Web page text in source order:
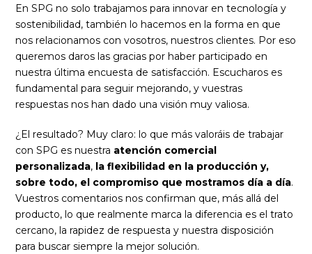
En SPG no solo trabajamos para innovar en tecnología y
sostenibilidad, también lo hacemos en la forma en que
nos relacionamos con vosotros, nuestros clientes. Por eso
queremos daros las gracias por haber participado en
nuestra última encuesta de satisfacción. Escucharos es
fundamental para seguir mejorando, y vuestras
respuestas nos han dado una visión muy valiosa.
¿El resultado? Muy claro: lo que más valoráis de trabajar
con SPG es nuestra atención comercial
personalizada, la flexibilidad en la producción y,
sobre todo, el compromiso que mostramos día a día.
Vuestros comentarios nos confirman que, más allá del
producto, lo que realmente marca la diferencia es el trato
cercano, la rapidez de respuesta y nuestra disposición
para buscar siempre la mejor solución.